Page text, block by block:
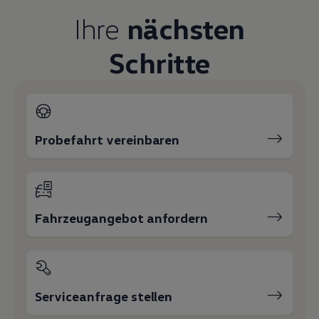
Lifestyle
Transport
Familie
Elektromobilität
Volkswagen R
Ihre nächsten
Schritte
Probefahrt vereinbaren
Fahrzeugangebot anfordern
Serviceanfrage stellen